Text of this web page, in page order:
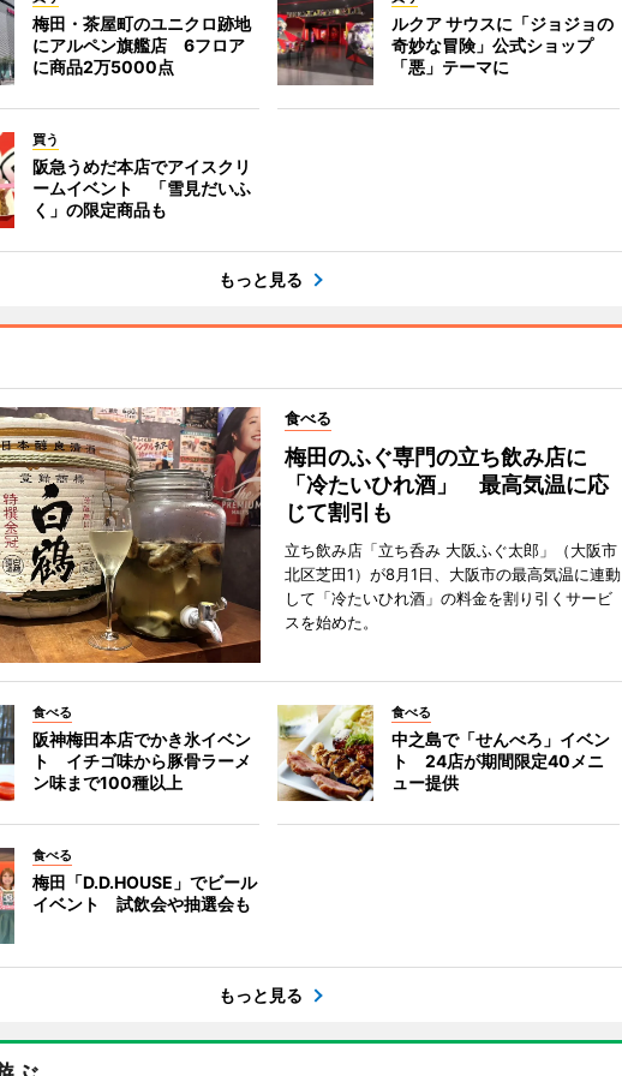
梅田・茶屋町のユニクロ跡地
にアルペン旗艦店 6フロア
に商品2万5000点
ルクア サウスに「ジョジョの
奇妙な冒険」公式ショップ
「悪」テーマに
買う
阪急うめだ本店でアイスクリ
ームイベント 「雪見だいふ
く」の限定商品も
もっと見る
食べる
梅田のふぐ専門の立ち飲み店に
「冷たいひれ酒」 最高気温に応
じて割引も
立ち飲み店「立ち呑み 大阪ふぐ太郎」（大阪市
北区芝田1）が8月1日、大阪市の最高気温に連動
して「冷たいひれ酒」の料金を割り引くサービ
スを始めた。
食べる
阪神梅田本店でかき氷イベン
ト イチゴ味から豚骨ラーメ
ン味まで100種以上
食べる
中之島で「せんべろ」イベン
ト 24店が期間限定40メニ
ュー提供
食べる
梅田「D.D.HOUSE」でビール
イベント 試飲会や抽選会も
もっと見る